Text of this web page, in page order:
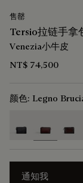
售罄
Tersio拉链手拿
Venezia小牛皮
NT$ 74,500
颜色: Legno
通知我